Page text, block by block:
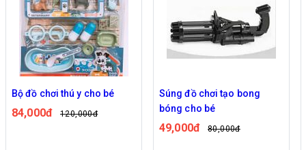
Bộ đồ chơi thú y cho bé
84,000đ 120,000đ
Súng đồ chơi tạo bong
bóng cho bé
49,000đ 80,000đ